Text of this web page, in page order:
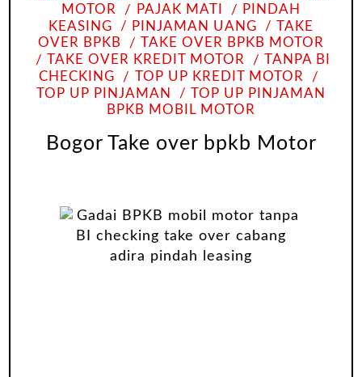
MOTOR
PAJAK MATI
PINDAH
KEASING
PINJAMAN UANG
TAKE
OVER BPKB
TAKE OVER BPKB MOTOR
TAKE OVER KREDIT MOTOR
TANPA BI
CHECKING
TOP UP KREDIT MOTOR
TOP UP PINJAMAN
TOP UP PINJAMAN
BPKB MOBIL MOTOR
Bogor Take over bpkb Motor